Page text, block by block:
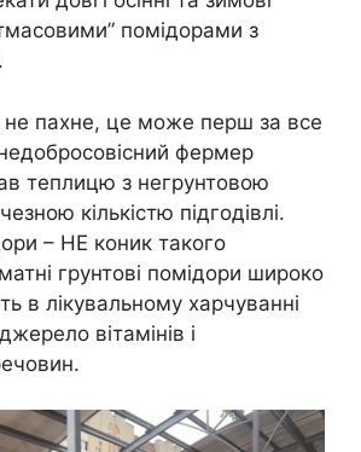
помідорами з
пахне, це може перш за все
фермер
теплицю з негрунтовою
кількістю підгодівлі.
– НЕ коник такого
грунтові помідори широко
в лiкувальному харчуванні
вітамінів і